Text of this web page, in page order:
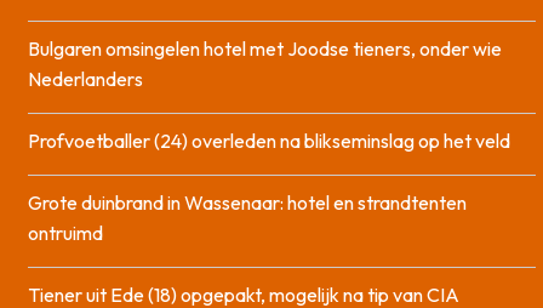
Bulgaren omsingelen hotel met Joodse tieners, onder wie
Nederlanders
Profvoetballer (24) overleden na blikseminslag op het veld
Grote duinbrand in Wassenaar: hotel en strandtenten
ontruimd
Tiener uit Ede (18) opgepakt, mogelijk na tip van CIA